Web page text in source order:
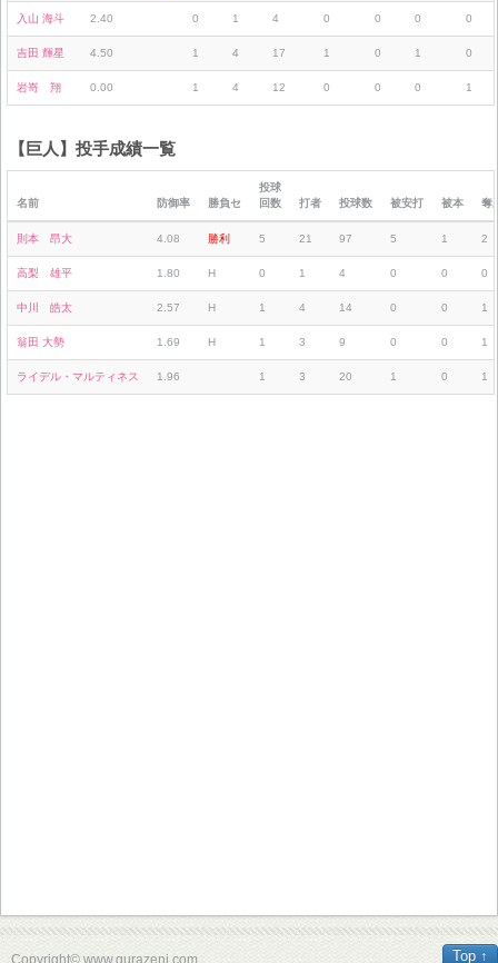
入山 海斗 2.40 0 1 4 0 0 0 0
吉田 輝星 4.50 1 4 17 1 0 1 0
岩嵜 翔 0.00 1 4 12 0 0 0 1
【巨人】投手成績一覧
名前 防御率 勝負セ
投球
回数
打者 投球数 被安打 被本 奪
則本 昂大 4.08 勝利 5 21 97 5 1 2
高梨 雄平 1.80 H 0 1 4 0 0 0
中川 皓太 2.57 H 1 4 14 0 0 1
翁田 大勢 1.69 H 1 3 9 0 0 1
ライデル・マルティネス 1.96 1 3 20 1 0 1
Copyright© www.gurazeni.com. Top ↑